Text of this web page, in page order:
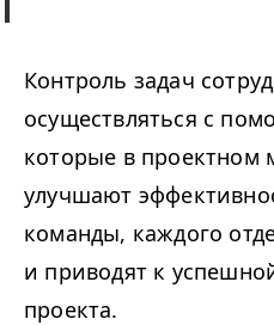
Контроль задач
осуществляться с
которые в проектном
улучшают
команды, каждого
и приводят к
проекта.